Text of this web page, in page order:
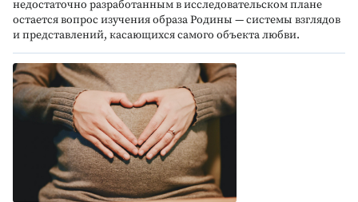
недостаточно разработанным в исследовательском плане
остается вопрос изучения образа Родины — системы взглядов
и представлений, касающихся самого объекта любви.